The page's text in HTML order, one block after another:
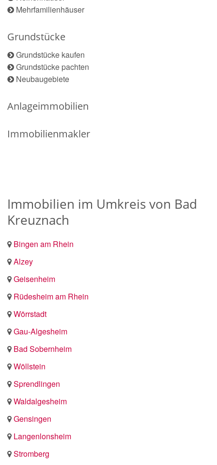
Mehrfamilienhäuser
Grundstücke
Grundstücke kaufen
Grundstücke pachten
Neubaugebiete
Anlageimmobilien
Immobilienmakler
Immobilien im Umkreis von Bad
Kreuznach
Bingen am Rhein
Alzey
Geisenheim
Rüdesheim am Rhein
Wörrstadt
Gau-Algesheim
Bad Sobernheim
Wöllstein
Sprendlingen
Waldalgesheim
Gensingen
Langenlonsheim
Stromberg